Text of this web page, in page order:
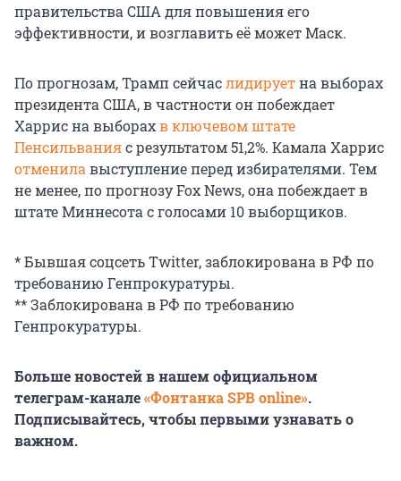
правительства США для повышения его
эффективности, и возглавить её может Маск.
По прогнозам, Трамп сейчаслидируетна выборах
президента США, в частности он побеждает
Харрис на выборахв ключевом штате
Пенсильванияс результатом 51,2%. Камала Харрис
отменила выступление перед избирателями. Тем
не менее, по прогнозу Fox News, она побеждает в
штате Миннесота с голосами 10 выборщиков.
* Бывшая соцсеть Twitter, заблокирована в РФ по
требованию Генпрокуратуры.
** Заблокирована в РФ по требованию
Генпрокуратуры.
Больше новостей в нашем официальном
телеграм-канале«Фонтанка SPB online».
Подписывайтесь, чтобы первыми узнавать о
важном.